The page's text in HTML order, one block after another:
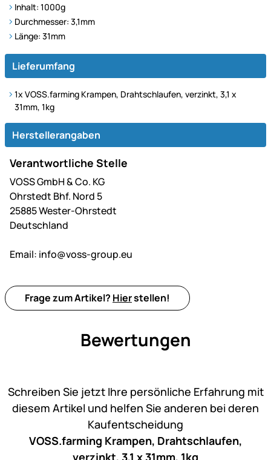
Inhalt: 1000g
Durchmesser: 3,1mm
Länge: 31mm
Lieferumfang
1x VOSS.farming Krampen, Drahtschlaufen, verzinkt, 3,1 x
31mm, 1kg
Herstellerangaben
Verantwortliche Stelle
VOSS GmbH & Co. KG
Ohrstedt Bhf. Nord 5
25885 Wester-Ohrstedt
Deutschland
Email: info@voss-group.eu
Frage zum Artikel? Hierstellen!
Bewertungen
Schreiben Sie jetzt Ihre persönliche Erfahrung mit
diesem Artikel und helfen Sie anderen bei deren
Kaufentscheidung
VOSS.farming Krampen, Drahtschlaufen,
verzinkt, 3,1 x 31mm, 1kg